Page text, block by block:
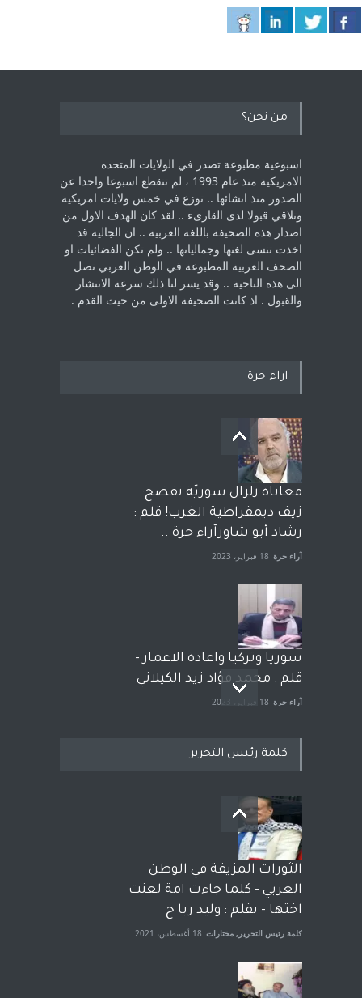
من نحن؟
اسبوعية مطبوعة تصدر في الولايات المتحده
الامريكية منذ عام 1993 ، لم ‏تنقطع اسبوعا واحدا عن
الصدور منذ انشائها .. توزع في خمس ولايات امريكية
‏وتلاقي قبولا لدى القارىء ..‏ لقد كان الهدف الاول من
اصدار هذه الصحيفة باللغة العربية .. ان الجالية قد
اخذت ‏تنسى لغتها وجمالياتها .. ولم تكن الفضائيات او
الصحف العربية المطبوعة في الوطن ‏العربي تصل
الى هذه الناحية .. وقد يسر لنا ذلك سرعة الانتشار
والقبول . اذ كانت ‏الصحيفة الاولى من حيث القدم . ‏
اراء حرة
معاناة زلزال سوريّة تفضح:
زيف ديمقراطية الغرب! قلم :
رشاد أبو شاورآراء حرة ..
آراء حرة 18 فبراير، 2023
سوريا وتركيا واعادة الاعمار -
قلم : محمد فؤاد زيد الكيلاني
آراء حرة 18 فبراير، 2023
بعد معارك قضائية طاحنة كتب
وترافع فيها بنفسه مرة اخرى..
الشيخ طارق يوسف يقهر
الحكومة الأمريكية ، فأعطوه
الجنسية عن يد وهم صاغرون،
آراء حرة مختارات 7 أبريل، 2023
كلمة رئيس التحرير
الثورات المزيفة في الوطن
العربي - كلما جاءت امة لعنت
اختها - بقلم : وليد ربا ح
كلمة رئيس التحرير , مختارات 18 أغسطس، 2021